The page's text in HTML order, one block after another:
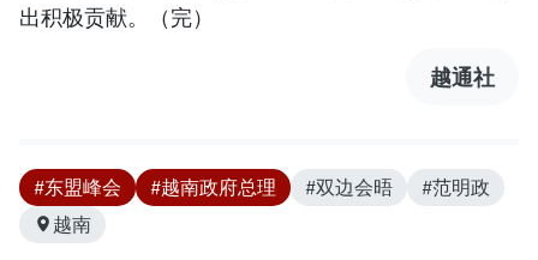
出积极贡献。（完）
越通社
#东盟峰会 #越南政府总理 #双边会晤
#范明政
越南